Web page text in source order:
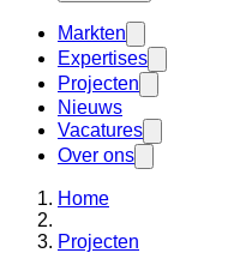
Markten
Expertises
Projecten
Nieuws
Vacatures
Over ons
Home
Projecten